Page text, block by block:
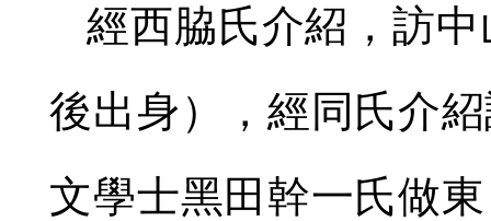
經西脇氏介紹，訪
後出身），經同氏介
文學士黑田幹一氏做